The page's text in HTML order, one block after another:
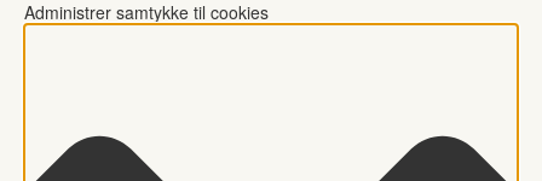
Administrer samtykke til cookies